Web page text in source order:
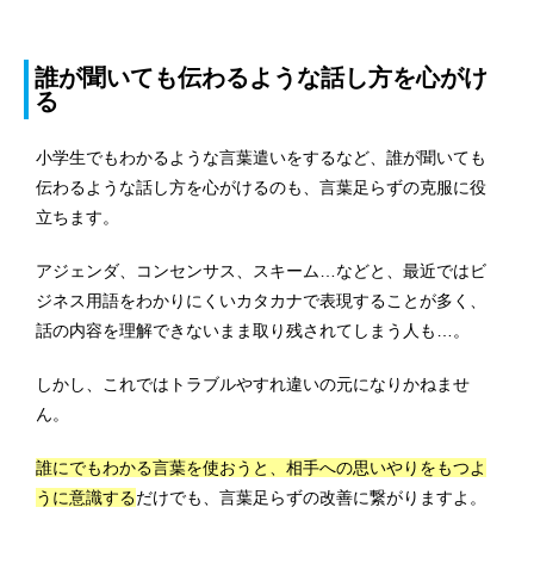
誰が聞いても伝わるような話し方を心がけ
る
小学生でもわかるような言葉遣いをするなど、誰が聞いても
伝わるような話し方を心がけるのも、言葉足らずの克服に役
立ちます。
アジェンダ、コンセンサス、スキーム…などと、最近ではビ
ジネス用語をわかりにくいカタカナで表現することが多く、
話の内容を理解できないまま取り残されてしまう人も…。
しかし、これではトラブルやすれ違いの元になりかねませ
ん。
誰にでもわかる言葉を使おうと、相手への思いやりをもつよ
うに意識するだけでも、言葉足らずの改善に繋がりますよ。